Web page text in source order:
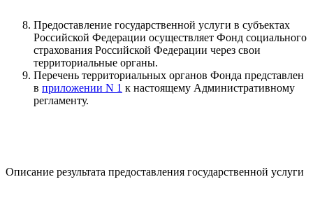
Предоставление государственной услуги в субъектах
Российской Федерации осуществляет Фонд социального
страхования Российской Федерации через свои
территориальные органы.
Перечень территориальных органов Фонда представлен
в приложении N 1 к настоящему Административному
регламенту.
Описание результата предоставления государственной услуги